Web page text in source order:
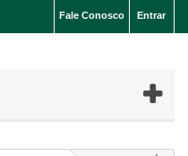
Entrar
Fale Conosco